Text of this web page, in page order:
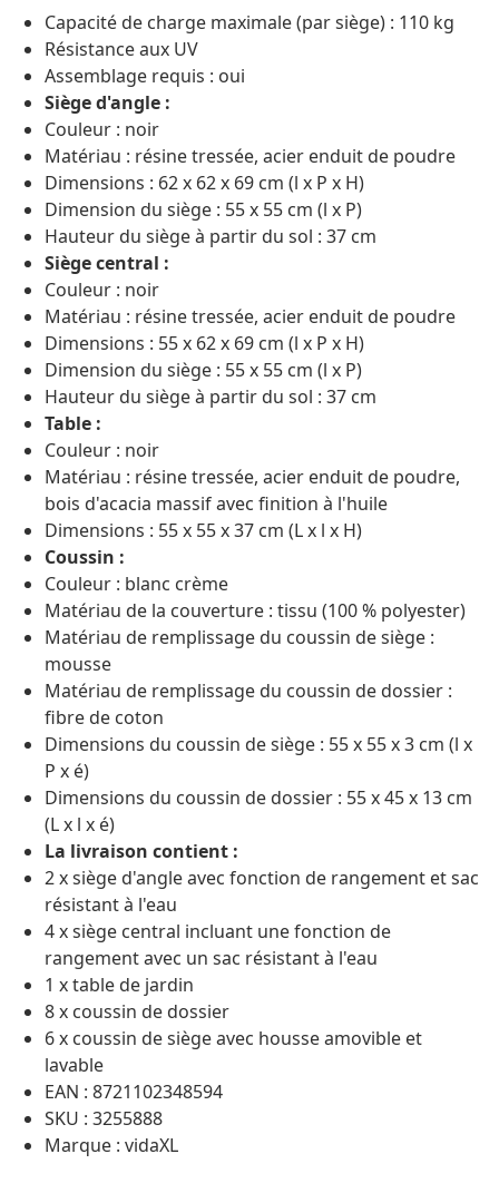
Capacité de charge maximale (par siège) : 110 kg
Résistance aux UV
Assemblage requis : oui
Siège d'angle :
Couleur : noir
Matériau : résine tressée, acier enduit de poudre
Dimensions : 62 x 62 x 69 cm (l x P x H)
Dimension du siège : 55 x 55 cm (l x P)
Hauteur du siège à partir du sol : 37 cm
Siège central :
Couleur : noir
Matériau : résine tressée, acier enduit de poudre
Dimensions : 55 x 62 x 69 cm (l x P x H)
Dimension du siège : 55 x 55 cm (l x P)
Hauteur du siège à partir du sol : 37 cm
Table :
Couleur : noir
Matériau : résine tressée, acier enduit de poudre,
bois d'acacia massif avec finition à l'huile
Dimensions : 55 x 55 x 37 cm (L x l x H)
Coussin :
Couleur : blanc crème
Matériau de la couverture : tissu (100 % polyester)
Matériau de remplissage du coussin de siège :
mousse
Matériau de remplissage du coussin de dossier :
fibre de coton
Dimensions du coussin de siège : 55 x 55 x 3 cm (l x
P x é)
Dimensions du coussin de dossier : 55 x 45 x 13 cm
(L x l x é)
La livraison contient :
2 x siège d'angle avec fonction de rangement et sac
résistant à l'eau
4 x siège central incluant une fonction de
rangement avec un sac résistant à l'eau
1 x table de jardin
8 x coussin de dossier
6 x coussin de siège avec housse amovible et
lavable
EAN : 8721102348594
SKU : 3255888
Marque : vidaXL